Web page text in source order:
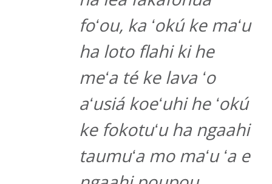
foʻou, ka ʻokú ke maʻu
ha loto flahi ki he
meʻa té ke lava ʻo
aʻusiá koeʻuhi he ʻokú
ke fokotuʻu ha ngaahi
taumuʻa mo maʻu ʻa e